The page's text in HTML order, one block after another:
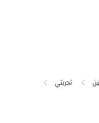
تجربتي